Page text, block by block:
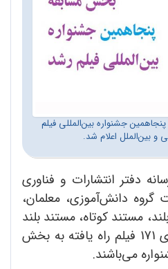
جشنواره بین‌المللی فیلم
بین‌الملل اعلام شد.
دفتر انتشارات و فناوری
در هفت گروه دانش‌آموزی، معلمان،
مستند کوتاه، مستند بلند
و پویانمایی در حال داوری 171 فیلم راه یافته به بخش
می‌باشند.